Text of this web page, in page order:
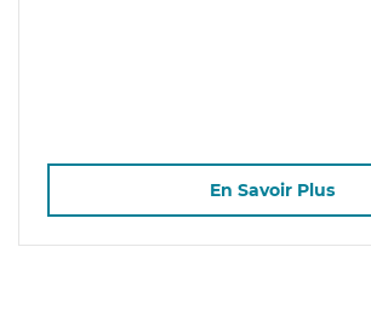
En Savoir Plus